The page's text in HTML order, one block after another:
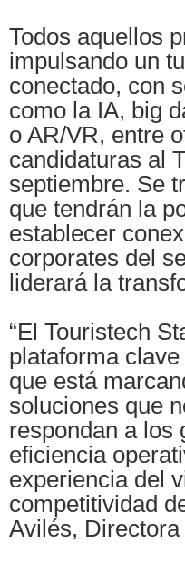
Todos aquellos
impulsando un
conectado, con
como la IA, big
o AR/VR, entre
candidaturas al
septiembre. Se
que tendrán la
establecer
corporates del
liderará la
“El Touristech
plataforma
que está
soluciones que
respondan a los
eficiencia
experiencia del
competitividad
Avilés, Directora